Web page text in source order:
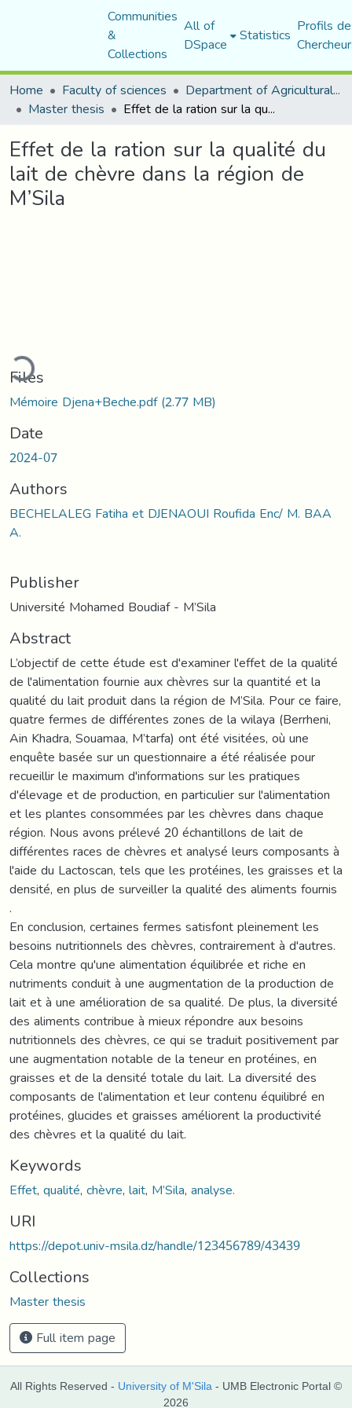
Communities
&
Collections
All of
DSpace Statistics Profils
Home
Faculty of sciences Department of Agricultural Sciences
Master thesis Effet de la ration sur la qualité du lait de chèvre dans la région de M’Sila
Effet de la ration sur la qualité du
lait de chèvre dans la région de
M’Sila
Files
Mémoire Djena+Beche.pdf(2.77 MB)
Date
2024-07
Authors
BECHELALEG Fatiha et DJENAOUI Roufida Enc/ M. BAA
A.
Publisher
Université Mohamed Boudiaf - M’Sila
Abstract
L’objectif de cette étude est d'examiner l'effet de la qualité
de l'alimentation fournie aux chèvres sur la quantité et la
qualité du lait produit dans la région de M’Sila. Pour ce faire,
quatre fermes de différentes zones de la wilaya (Berrheni,
Ain Khadra, Souamaa, M’tarfa) ont été visitées, où une
enquête basée sur un questionnaire a été réalisée pour
recueillir le maximum d'informations sur les pratiques
d'élevage et de production, en particulier sur l'alimentation
et les plantes consommées par les chèvres dans chaque
région. Nous avons prélevé 20 échantillons de lait de
différentes races de chèvres et analysé leurs composants à
l'aide du Lactoscan, tels que les protéines, les graisses et la
densité, en plus de surveiller la qualité des aliments fournis
.
En conclusion, certaines fermes satisfont pleinement les
besoins nutritionnels des chèvres, contrairement à d'autres.
Cela montre qu'une alimentation équilibrée et riche en
nutriments conduit à une augmentation de la production de
lait et à une amélioration de sa qualité. De plus, la diversité
des aliments contribue à mieux répondre aux besoins
nutritionnels des chèvres, ce qui se traduit positivement par
une augmentation notable de la teneur en protéines, en
graisses et de la densité totale du lait. La diversité des
composants de l'alimentation et leur contenu équilibré en
protéines, glucides et graisses améliorent la productivité
des chèvres et la qualité du lait.
Keywords
Effet,qualité,chèvre,lait, M’Sila,analyse.
URI
https://depot.univ-msila.dz/handle/123456789/43439
Collections
Master thesis
Full item page
All Rights Reserved - University of M'Sila - UMB Electronic Portal ©
2026